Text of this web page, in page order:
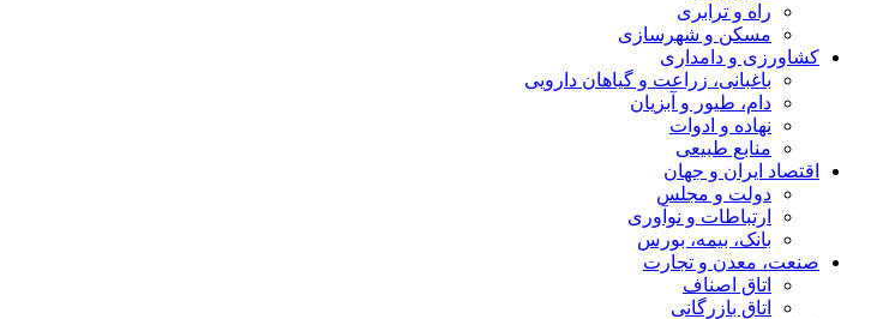
راه و ترابری
مسکن و شهرسازی
کشاورزی و دامداری
باغبانی، زراعت و گیاهان دارویی
دام، طیور و آبزیان
نهاده و ادوات
منابع طبیعی
اقتصاد ایران و جهان
دولت و مجلس
ارتباطات و نوآوری
بانک، بیمه، بورس
صنعت، معدن و تجارت
اتاق اصناف
اتاق بازرگانی